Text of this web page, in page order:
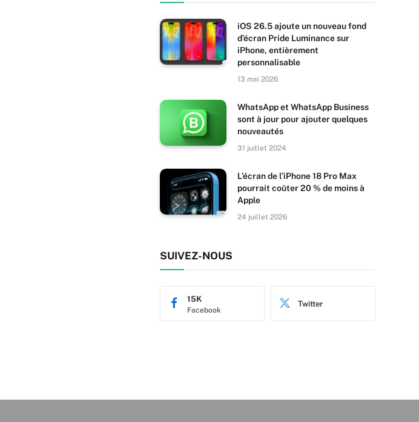
iOS 26.5 ajoute un nouveau fond
d’écran Pride Luminance sur
iPhone, entièrement
personnalisable
13 mai 2026
WhatsApp et WhatsApp Business
sont à jour pour ajouter quelques
nouveautés
31 juillet 2024
L’écran de l’iPhone 18 Pro Max
pourrait coûter 20 % de moins à
Apple
24 juillet 2026
SUIVEZ-NOUS
Facebook
15K Twitter